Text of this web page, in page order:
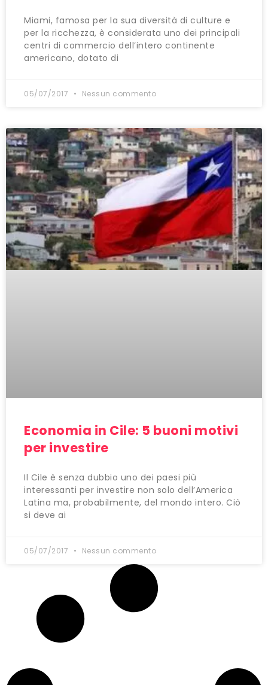
Miami, famosa per la sua diversità di culture e
per la ricchezza, è considerata uno dei principali
centri di commercio dell’intero continente
americano, dotato di
05/07/2017 Nessun commento
Economia in Cile: 5 buoni motivi
per investire
Il Cile è senza dubbio uno dei paesi più
interessanti per investire non solo dell’America
Latina ma, probabilmente, del mondo intero. Ciò
si deve ai
05/07/2017 Nessun commento